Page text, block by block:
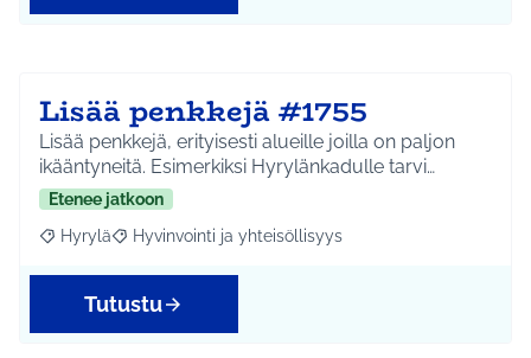
Lisää penkkejä #1755
Lisää penkkejä, erityisesti alueille joilla on paljon
ikääntyneitä. Esimerkiksi Hyrylänkadulle tarvi…
Etenee jatkoon
Rajaa tulokset aihepiirin mukaan: Hyrylä
Hyrylä Rajaa tulokset teeman mukaan: Hyvinvointi ja
Hyvinvointi ja yhteisöllisyys
Tutustu